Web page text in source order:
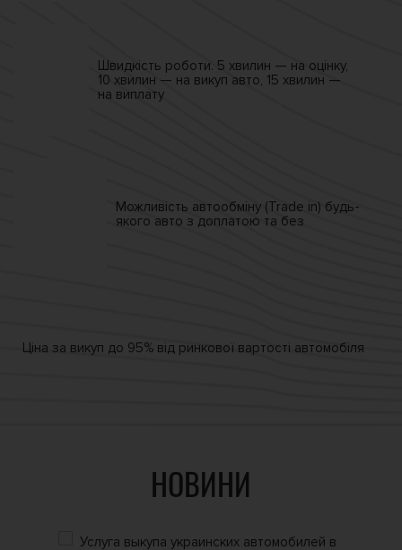
Швидкість роботи. 5 хвилин — на оцінку,
10 хвилин — на викуп авто, 15 хвилин —
на виплату
Можливість автообміну (Trade in) будь-
якого авто з доплатою та без
Ціна за викуп до 95% від ринкової вартості автомобіля
НОВИНИ